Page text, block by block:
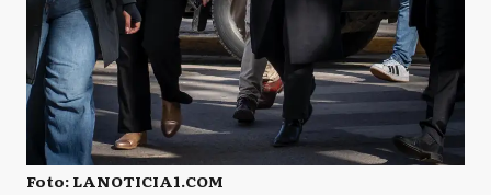
Foto: LANOTICIA1.COM